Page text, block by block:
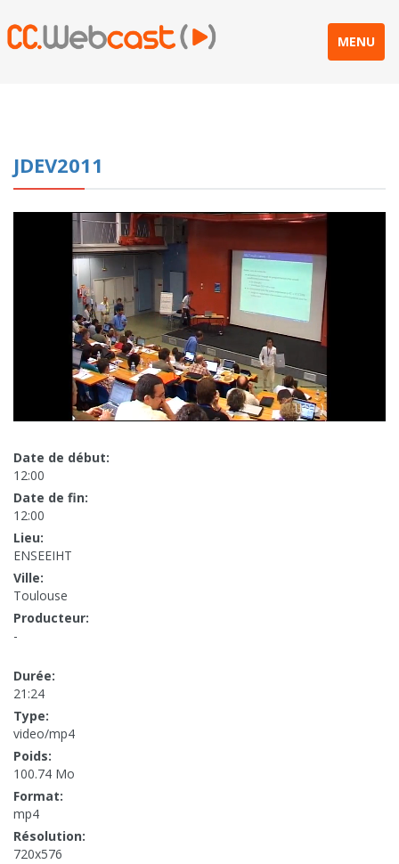
MENU
JDEV2011
Date de début:
12:00
Date de fin:
12:00
Lieu:
ENSEEIHT
Ville:
Toulouse
Producteur:
-
Durée:
21:24
Type:
video/mp4
Poids:
100.74 Mo
Format:
mp4
Résolution:
720x576